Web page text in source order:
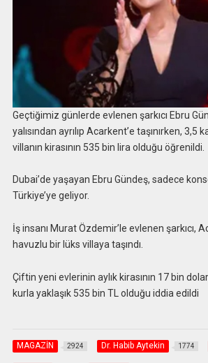
Geçtiğimiz günlerde evlenen şarkıcı Ebru
yalısından ayrılıp Acarkent’e taşınırken, 3,5
villanın kirasının 535 bin lira olduğu öğrenildi.
Dubai’de yaşayan Ebru Gündeş, sadece
Türkiye’ye geliyor.
İş insanı Murat Özdemir’le evlenen şarkıcı,
havuzlu bir lüks villaya taşındı.
Çiftin yeni evlerinin aylık kirasının 17 bin
kurla yaklaşık 535 bin TL olduğu iddia edildi
MAGAZİN 2924 Dr. Habib Aytekin 1774